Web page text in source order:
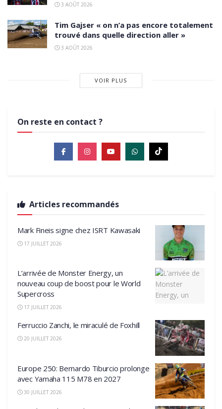
3 AOÛT 2026
Tim Gajser « on n’a pas encore totalement
trouvé dans quelle direction aller »
3 AOÛT 2026
VOIR PLUS
On reste en contact ?
Articles recommandés
Mark Fineis signe chez ISRT Kawasaki
17 JUILLET 2026
L’arrivée de Monster Energy, un
nouveau coup de boost pour le World
Supercross
17 JUILLET 2026
Ferruccio Zanchi, le miraculé de Foxhill
20 JUILLET 2026
Europe 250: Bernardo Tiburcio prolonge
avec Yamaha 115 M78 en 2027
30 JUILLET 2026